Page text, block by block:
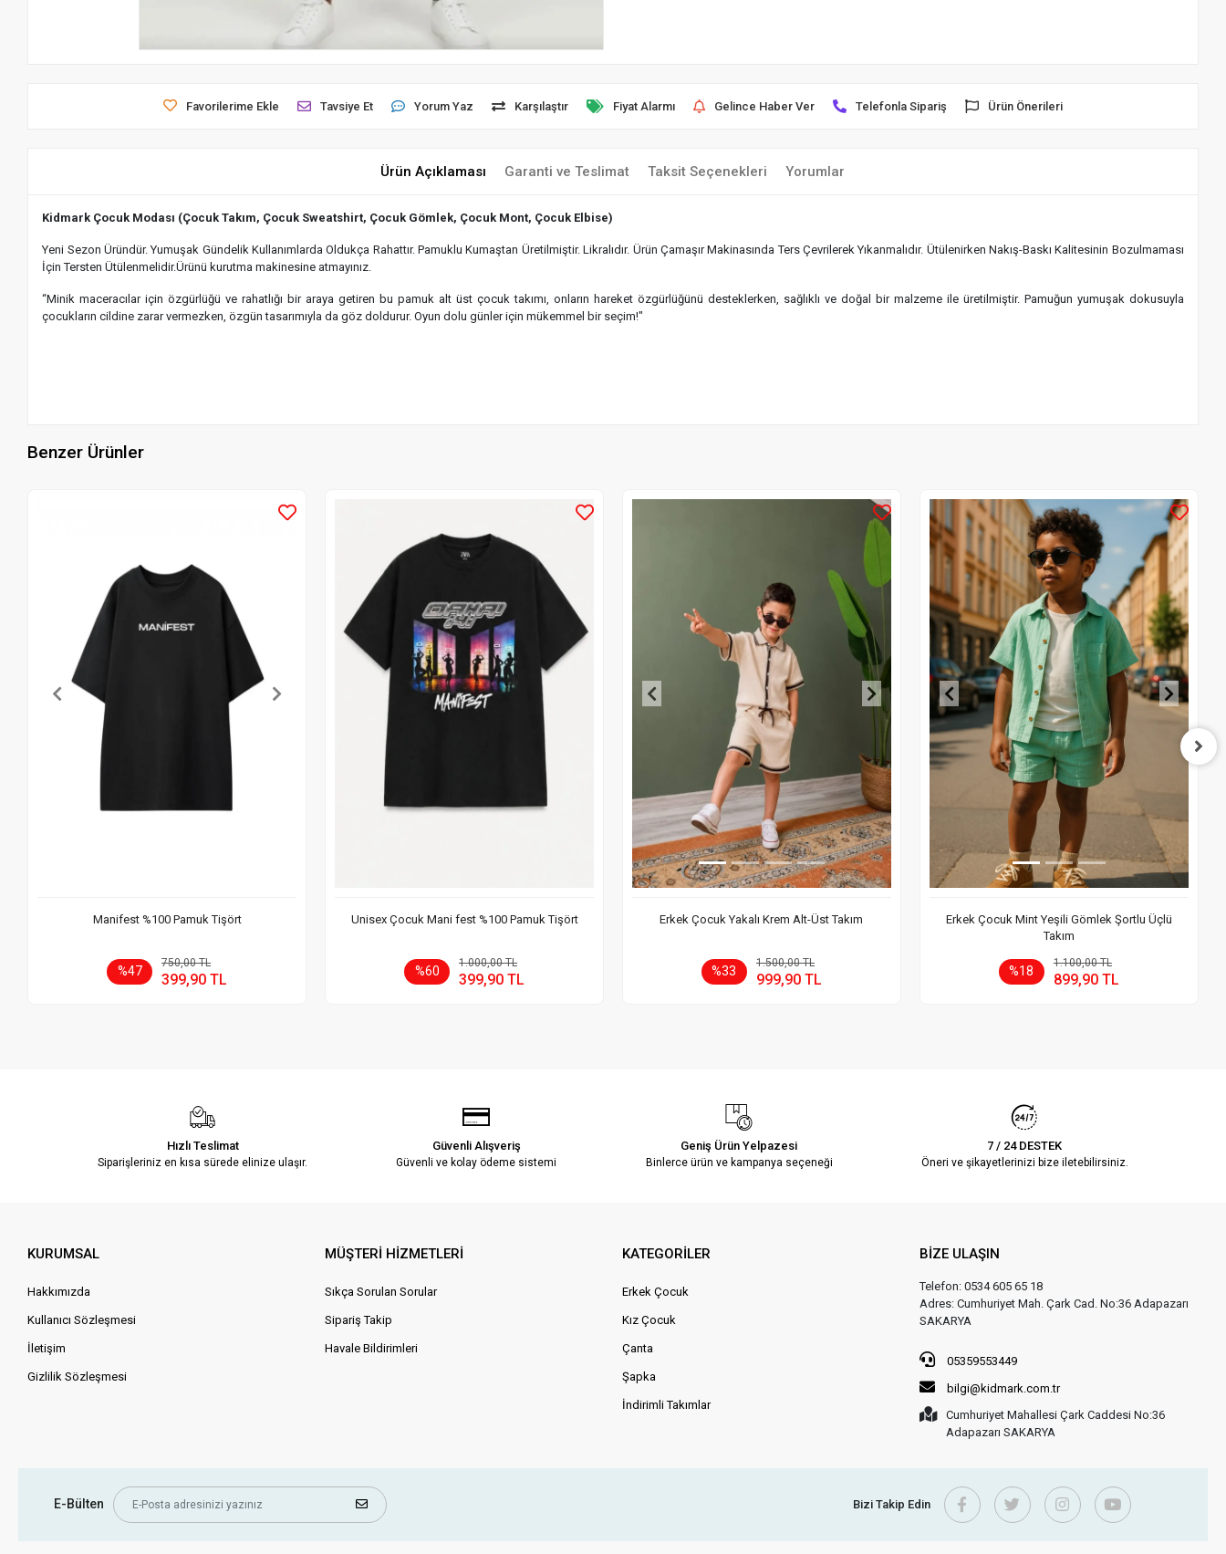
Favorilerime Ekle Tavsiye Et Yorum Yaz Karşılaştır Fiyat Alarmı Gelince Haber Ver Telefonla Sipariş Ürün Önerileri
Ürün Açıklaması Garanti ve Teslimat Taksit Seçenekleri Yorumlar
Kidmark Çocuk Modası (Çocuk Takım, Çocuk Sweatshirt, Çocuk Gömlek, Çocuk Mont, Çocuk Elbise)
Yeni Sezon Üründür. Yumuşak Gündelik Kullanımlarda Oldukça Rahattır. Pamuklu Kumaştan Üretilmiştir. Likralıdır. Ürün Çamaşır Makinasında Ters Çevrilerek Yıkanmalıdır. Ütülenirken Nakış-Baskı Kalitesinin Bozulmaması
İçin Tersten Ütülenmelidir.Ürünü kurutma makinesine atmayınız.
“Minik maceracılar için özgürlüğü ve rahatlığı bir araya getiren bu pamuk alt üst çocuk takımı, onların hareket özgürlüğünü desteklerken, sağlıklı ve doğal bir malzeme ile üretilmiştir. Pamuğun yumuşak dokusuyla
çocukların cildine zarar vermezken, özgün tasarımıyla da göz doldurur. Oyun dolu günler için mükemmel bir seçim!"
Benzer Ürünler
Manifest %100 Pamuk Tişört
%47
750,00 TL
399,90 TL
Sepete Ekle
Unisex Çocuk Mani fest %100 Pamuk Tişört
%60
1.000,00 TL
399,90 TL
Sepete Ekle
Erkek Çocuk Yakalı Krem Alt-Üst Takım
%33
1.500,00 TL
999,90 TL
Sepete Ekle
Erkek Çocuk Mint Yeşili Gömlek Şortlu Üçlü
Takım
%18
1.100,00 TL
899,90 TL
Sepete Ekle
Hızlı Teslimat
Siparişleriniz en kısa sürede elinize ulaşır.
Güvenli Alışveriş
Güvenli ve kolay ödeme sistemi
Geniş Ürün Yelpazesi
Binlerce ürün ve kampanya seçeneği
7 / 24 DESTEK
Öneri ve şikayetlerinizi bize iletebilirsiniz.
KURUMSAL
Hakkımızda
Kullanıcı Sözleşmesi
İletişim
Gizlilik Sözleşmesi
MÜŞTERİ HİZMETLERİ
Sıkça Sorulan Sorular
Sipariş Takip
Havale Bildirimleri
KATEGORİLER
Erkek Çocuk
Kız Çocuk
Çanta
Şapka
İndirimli Takımlar
BİZE ULAŞIN
Telefon: 0534 605 65 18
Adres: Cumhuriyet Mah. Çark Cad. No:36 Adapazarı
SAKARYA
05359553449
bilgi@kidmark.com.tr
Cumhuriyet Mahallesi Çark Caddesi No:36
Adapazarı SAKARYA
E-Bülten Bizi Takip Edin